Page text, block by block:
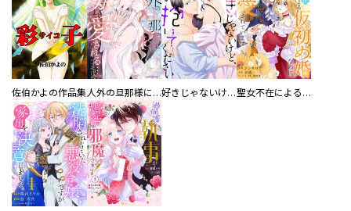
佐伯かよの作品集 人外の旦那様に娶られ毎晩ナカまで愛される…。アンソロジー 好きじゃないけど、抱いてください【電子単行本版／特典おまけ付き】 聖女不在による仮初め婚なのに、不器用な王太子に溺愛されています【電子単行本版／特典おまけ付き】